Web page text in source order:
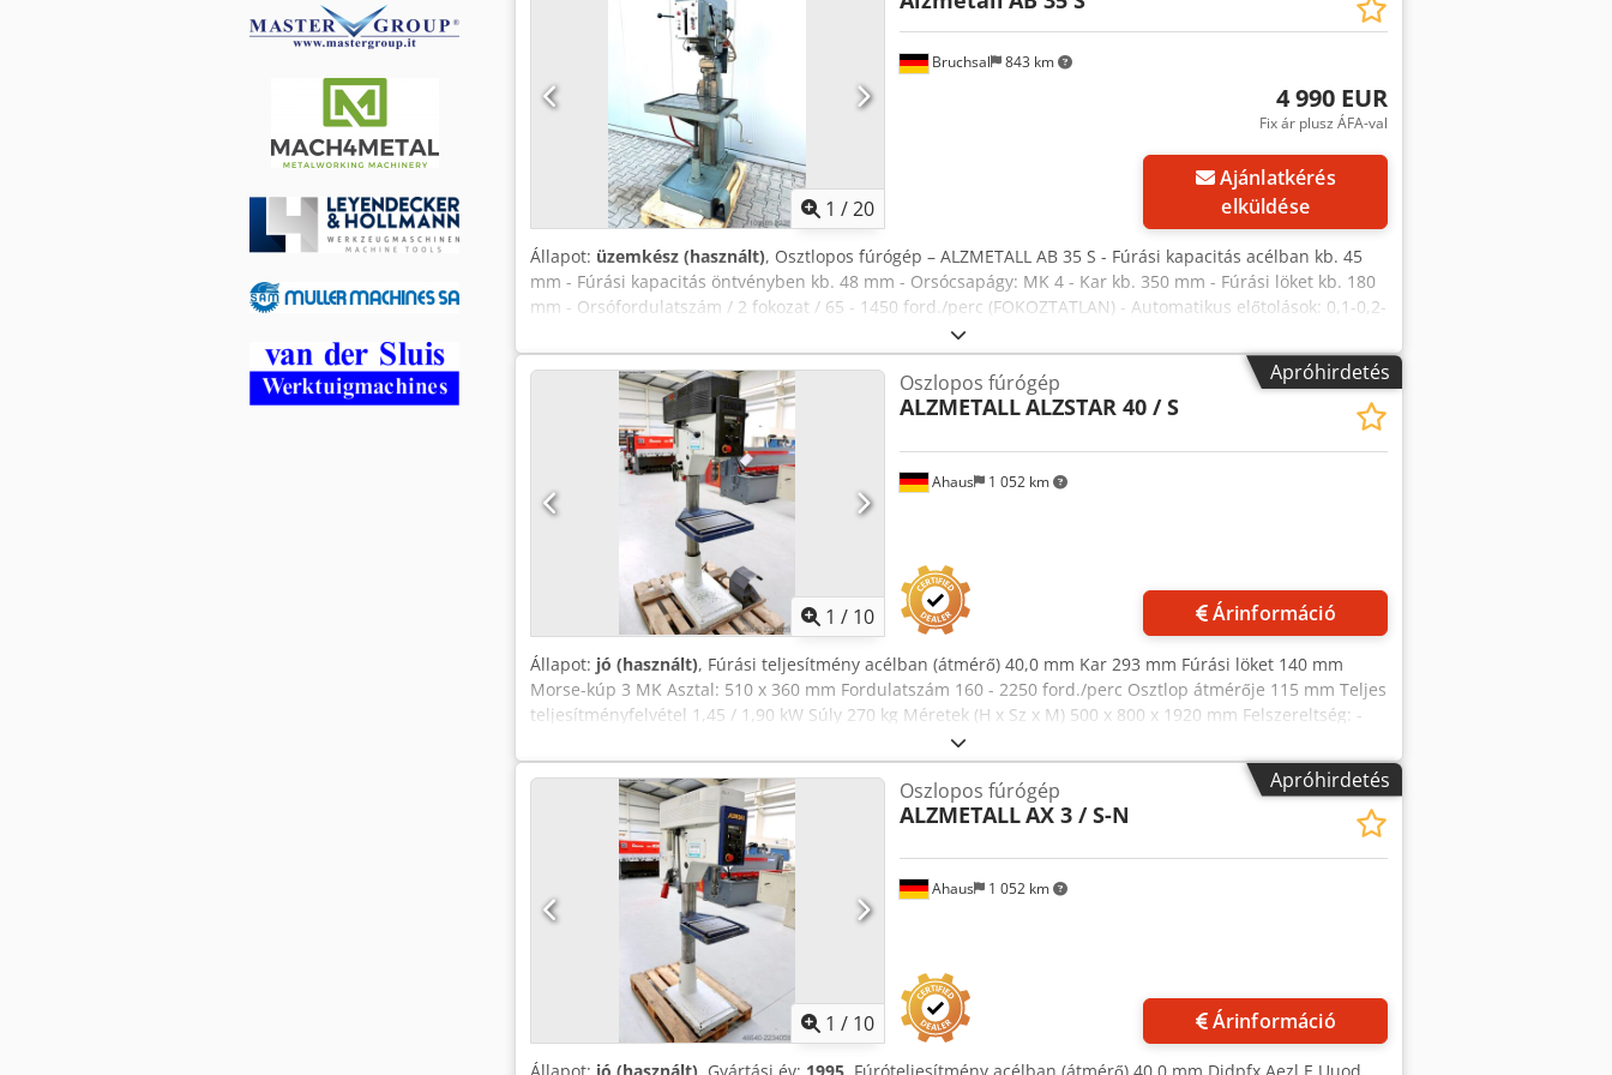
lehetséges a 42855 Remscheid-i helyszínen. Eladás a 42855 Remscheid-i telephelyről, ingyenes
rakodással. A műszaki adatokban és a korábbi eladásban fenntartjuk a hibák és változtatások jogát.
1 /20
Bruchsal 843 km
4 990 EUR
Fix ár plusz ÁFA-val
Ajánlatkérés
elküldése
Állapot: üzemkész (használt), Osztlopos fúrógép – ALZMETALL AB 35 S - Fúrási kapacitás acélban kb. 45
mm - Fúrási kapacitás öntvényben kb. 48 mm - Orsócsapágy: MK 4 - Kar kb. 350 mm - Fúrási löket kb. 180
mm - Orsófordulatszám / 2 fokozat / 65 - 1450 ford./perc (FOKOZTATLAN) - Automatikus előtolások: 0,1-0,2-
0,3-0,4 mm/ford. Djdpfx Adeznlf Ee Nsck - Fúrási mélységkorlátozó - Asztallap kb. 600x460 mm - Asztal
beállítása kb. 600 mm - Asztal magasságának beállítása kézi kerékkel - Oszlop átmérője kb. 200 mm -
Motorteljesítmény kb. 3,5 kW - Hűtőfolyadék-ellátó rendszer - Munkafény - Fordulatszámmérő Méretek: H x
Sz x M 1,1 x 0,7 x 2,1 méter / Súly kb. 1200 kg A hibák és a helytelen adatokért felelősséget nem vállalunk.
Apróhirdetés
1 / 10
Ahaus 1 052 km
Oszlopos fúrógép
ALZMETALLALZSTAR 40 / S
Árinformáció
Állapot: jó (használt), Fúrási teljesítmény acélban (átmérő) 40,0 mm Kar 293 mm Fúrási löket 140 mm
Morse-kúp 3 MK Asztal: 510 x 360 mm Fordulatszám 160 - 2250 ford./perc Osztlop átmérője 115 mm Teljes
teljesítményfelvétel 1,45 / 1,90 kW Súly 270 kg Méretek (H x Sz x M) 500 x 800 x 1920 mm Felszereltség: -
robusztus oszlopos fúrógép - fokozatmentes sebességbeállítás (ékszíj) - pólusváltós motor - fúrási mélység
korlátozó Dcodpfezl E Uzsx Ad Nok - gépasztal 2 db T-horonnyal * magasságban kézi forgattyúval állítható
- gombos nyomókapcsoló (rögzíthető) a vészleállításhoz - forgatókapcsoló a jobb és bal irányú forgáshoz -
lábkapcsoló a jobb és bal irányú forgáshoz - kezelési útmutató (PDF)
Apróhirdetés
1 / 10
Ahaus 1 052 km
Oszlopos fúrógép
ALZMETALLAX 3 / S-N
Árinformáció
Állapot: jó (használt) , Gyártási év: 1995 , Fúróteljesítmény acélban (átmérő) 40,0 mm Djdpfx Aezl E Uuod